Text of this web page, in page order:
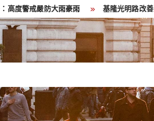
大雨豪雨 基隆光明路改善工程 榮獲國